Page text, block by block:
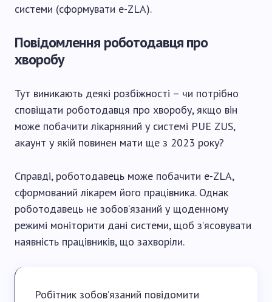
системи (сформувати e-ZLA).
Повідомлення роботодавця про
хворобу
Тут виникають деякі розбіжності – чи потрібно
сповіщати роботодавця про хворобу, якщо він
може побачити лікарняний у системі PUE ZUS,
акаунт у якій повинен мати ще з 2023 року?
Справді, роботодавець може побачити e-ZLA,
сформований лікарем його працівника. Однак
роботодавець не зобов’язаний у щоденному
режимі моніторити дані системи, щоб з’ясовувати
наявність працівників, що захворіли.
Робітник зобов’язаний повідомити